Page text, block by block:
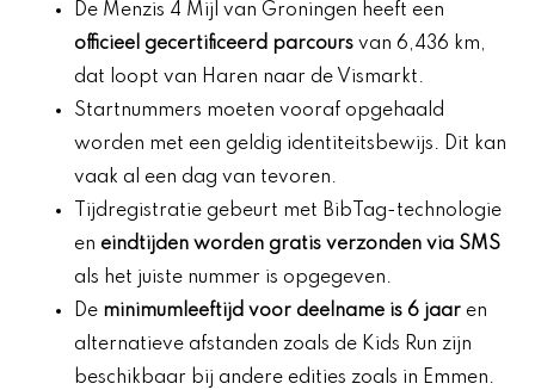
De Menzis 4 Mijl van Groningen heeft een
officieel gecertificeerd parcours van 6,436 km,
dat loopt van Haren naar de Vismarkt.
Startnummers moeten vooraf opgehaald
worden met een geldig identiteitsbewijs. Dit kan
vaak al een dag van tevoren.
Tijdregistratie gebeurt met BibTag-technologie
en eindtijden worden gratis verzonden via SMS
als het juiste nummer is opgegeven.
De minimumleeftijd voor deelname is 6 jaar en
alternatieve afstanden zoals de Kids Run zijn
beschikbaar bij andere edities zoals in Emmen.